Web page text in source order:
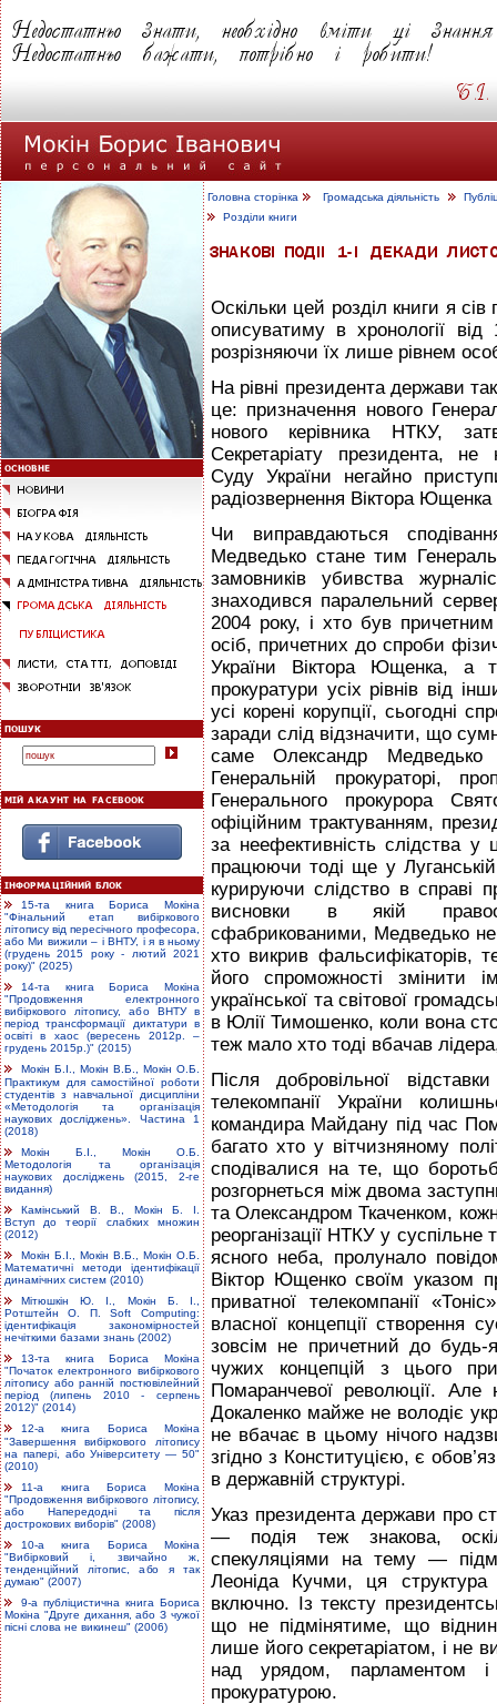
15-та книга Бориса Мокіна
"Фінальний етап вибіркового
літопису від пересічного професора,
або Ми вижили – і ВНТУ, і я в ньому
(грудень 2015 року - лютий 2021
року)" (2025)
14-та книга Бориса Мокіна
"Продовження електронного
вибіркового літопису, або ВНТУ в
період трансформації диктатури в
освіті в хаос (вересень 2012р. –
грудень 2015р.)" (2015)
Мокін Б.І., Мокін В.Б., Мокін О.Б.
Практикум для самостійної роботи
студентів з навчальної дисципліни
«Методологія та організація
наукових досліджень». Частина 1
(2018)
Мокін Б.І., Мокін О.Б.
Методологія та організація
наукових досліджень (2015, 2-ге
видання)
Камінський В. В., Мокін Б. І.
Вступ до теорії слабких множин
(2012)
Мокін Б.І., Мокін В.Б., Мокін О.Б.
Математичні методи ідентифікації
динамічних систем (2010)
Мітюшкін Ю. І., Мокін Б. І.,
Ротштейн О. П. Soft Computing:
ідентифікація закономірностей
нечіткими базами знань (2002)
13-та книга Бориса Мокіна
"Початок електронного вибіркового
літопису або ранній постювілейний
період (липень 2010 - серпень
2012)" (2014)
12-а книга Бориса Мокіна
"Завершення вибіркового літопису
на папері, або Університету — 50"
(2010)
11-а книга Бориса Мокіна
"Продовження вибіркового літопису,
або Напередодні та після
дострокових виборів" (2008)
10-а книга Бориса Мокіна
"Вибірковий і, звичайно ж,
тенденційний літопис, або я так
думаю" (2007)
9-а публіцистична книга Бориса
Мокіна "Друге дихання, або З чужої
пісні слова не викинеш" (2006)
Головна сторінка Громадська діяльність
Розділи книги
Оскільки цей розділ книги я сів
описуватиму в хронології
розрізняючи їх лише рівнем
На рівні президента держави
це: призначення нового
нового керівника НТКУ,
Секретаріату президента, не
Суду України негайно
радіозвернення Віктора Ющенка
Чи виправдаються
Медведько стане тим
замовників убивства
знаходився паралельний
2004 року, і хто був
осіб, причетних до спроби
України Віктора Ющенка, а
прокуратури усіх рівнів від
усі корені корупції, сьогодні
заради слід відзначити, що
саме Олександр
Генеральній прокураторі,
Генерального прокурора
офіційним трактуванням,
за неефективність слідства
працюючи тоді ще у
курируючи слідство в справі
висновки в якій
сфабрикованими, Медведько не
хто викрив фальсифікаторів,
його спроможності змінити
української та світової
в Юлії Тимошенко, коли вона
теж мало хто тоді вбачав
Після добровільної
телекомпанії України
командира Майдану під час
багато хто у вітчизняному
сподівалися на те, що
розгорнеться між двома
та Олександром Ткаченком,
реорганізації НТКУ у
ясного неба, пролунало
Віктор Ющенко своїм указом
приватної телекомпанії
власної концепції створення
зовсім не причетний до будь-
чужих концепцій з цього
Помаранчевої революції.
Докаленко майже не володіє
не вбачає в цьому нічого
згідно з Конституцією, є
в державній структурі.
Указ президента держави про
— подія теж знакова,
спекуляціями на тему —
Леоніда Кучми, ця
включно. Із тексту
що не підмінятиме, що
лише його секретаріатом, і не
над урядом, парламентом
прокуратурою.